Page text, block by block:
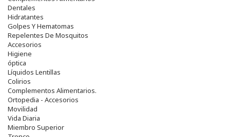
Dentales
Hidratantes
Golpes Y Hematomas
Repelentes De Mosquitos
Accesorios
Higiene
óptica
Líquidos Lentillas
Colirios
Complementos Alimentarios.
Ortopedia - Accesorios
Movilidad
Vida Diaria
Miembro Superior